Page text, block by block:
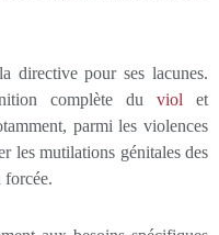
directive pour ses lacunes.
complète du viol et
parmi les violences
les mutilations génitales des
forcée.